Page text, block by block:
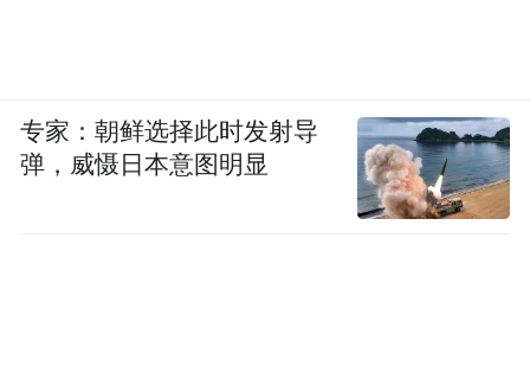
专家：朝鲜选择此时发射导
弹，威慑日本意图明显